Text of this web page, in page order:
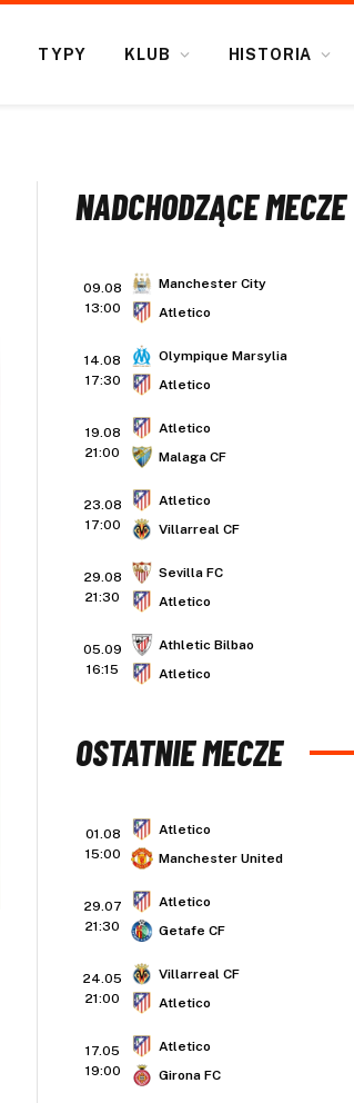
TYPY KLUB HISTORIA
NADCHODZĄCE MECZE
09.08
13:00
Manchester City
Atletico
14.08
17:30
Olympique Marsylia
Atletico
19.08
21:00
Atletico
Malaga CF
23.08
17:00
Atletico
Villarreal CF
29.08
21:30
Sevilla FC
Atletico
05.09
16:15
Athletic Bilbao
Atletico
OSTATNIE MECZE
01.08
15:00
Atletico
Manchester United
29.07
21:30
Atletico
Getafe CF
24.05
21:00
Villarreal CF
Atletico
17.05
19:00
Atletico
Girona FC